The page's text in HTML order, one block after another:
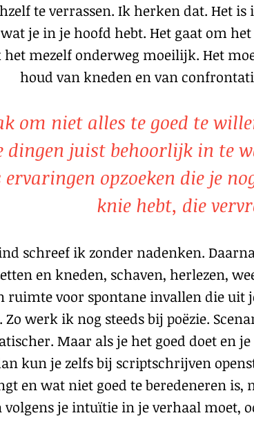
te verrassen. Ik herken dat. Het
je in je hoofd hebt. Het gaat om
mezelf onderweg moeilijk. Het
houd van kneden en van
om niet alles te goed te
dingen juist behoorlijk in te
ervaringen opzoeken die je
knie hebt, die
schreef ik zonder nadenken.
en kneden, schaven, herlezen,
ruimte voor spontane invallen die uit
Zo werk ik nog steeds bij poëzie.
Maar als je het goed doet en
kun je zelfs bij scriptschrijven
en wat niet goed te beredeneren is,
volgens je intuïtie in je verhaal moet,